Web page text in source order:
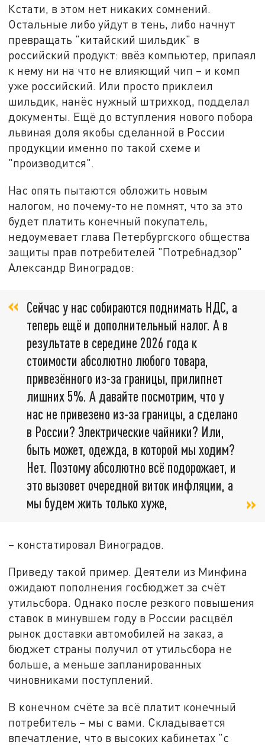
Кстати, в этом нет никаких сомнений.
Остальные либо уйдут в тень, либо начнут
превращать "китайский шильдик" в
российский продукт: ввёз компьютер, припаял
к нему ни на что не влияющий чип – и комп
уже российский. Или просто приклеил
шильдик, нанёс нужный штрихкод, подделал
документы. Ещё до вступления нового побора
львиная доля якобы сделанной в России
продукции именно по такой схеме и
"производится".
Нас опять пытаются обложить новым
налогом, но почему-то не помнят, что за это
будет платить конечный покупатель,
недоумевает глава Петербургского общества
защиты прав потребителей "Потребнадзор"
Александр Виноградов:
Сейчас у нас собираются поднимать НДС, а
теперь ещё и дополнительный налог. А в
результате в середине 2026 года к
стоимости абсолютно любого товара,
привезённого из-за границы, прилипнет
лишних 5%. А давайте посмотрим, что у
нас не привезено из-за границы, а сделано
в России? Электрические чайники? Или,
быть может, одежда, в которой мы ходим?
Нет. Поэтому абсолютно всё подорожает, и
это вызовет очередной виток инфляции, а
мы будем жить только хуже,
– констатировал Виноградов.
Приведу такой пример. Деятели из Минфина
ожидают пополнения госбюджет за счёт
утильсбора. Однако после резкого повышения
ставок в минувшем году в России расцвёл
рынок доставки автомобилей на заказ, а
бюджет страны получил от утильсбора не
больше, а меньше запланированных
чиновниками поступлений.
В конечном счёте за всё платит конечный
потребитель – мы с вами. Складывается
впечатление, что в высоких кабинетах "с